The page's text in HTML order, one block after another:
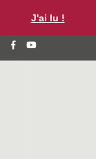
J'ai lu !